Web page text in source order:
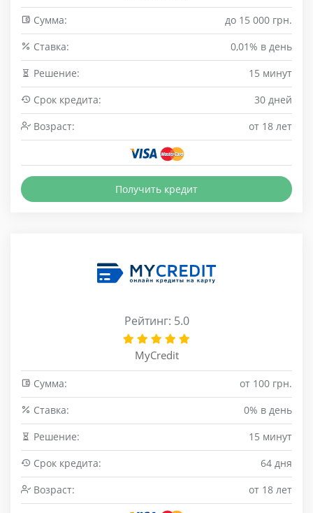
Сумма:
до 15 000 грн.
Cтавка:
0,01% в день
Решение:
15 минут
Срок кредита:
30 дней
Возраст:
от 18 лет
Получить кредит
Рейтинг: 5.0
MyCredit
Сумма:
от 100 грн.
Cтавка:
0% в день
Решение:
15 минут
Срок кредита:
64 дня
Возраст:
от 18 лет